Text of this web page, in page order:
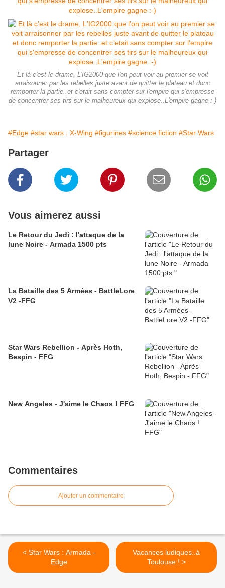
Et là c'est le drame, L'IG2000 que l'on peut voir au premier se voit
arraisonner par les rebelles juste avant de quitter le plateau et donc
remporter la partie..et c'etait sans compter sur l'empire qui s'empresse
de concentrer ses tirs sur le malheureux qui explose..L'empire gagne :-)
#Edge #star wars : X-Wing #figurines #science fiction #Star Wars
Partager
Vous aimerez aussi
Le Retour du Jedi : l'attaque de la
lune Noire - Armada 1500 pts
La Bataille des 5 Armées - BattleLore
V2 -FFG
Star Wars Rebellion - Après Hoth,
Bespin - FFG
New Angeles - J'aime le Chaos ! FFG
Commentaires
Ajouter un commentaire
< Star Wars : Armada -
Edge
Vacances ludiques..à
Toulouse ! >